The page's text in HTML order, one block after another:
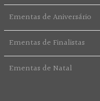
Ementas de Aniversário
Ementas de Finalistas
Ementas de Natal